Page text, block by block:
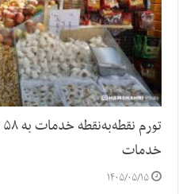
خدمات
۱۴۰۵/۰۵/۱۵